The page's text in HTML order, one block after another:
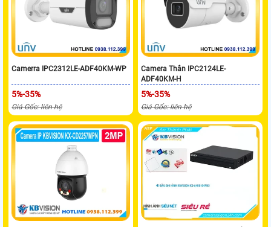
Camerra IPC2312LE-ADF40KM-WP
5%-35%
Giá Gốc: liên hệ
Camera Thân IPC2124LE-
ADF40KM-H
5%-35%
Giá Gốc: liên hệ